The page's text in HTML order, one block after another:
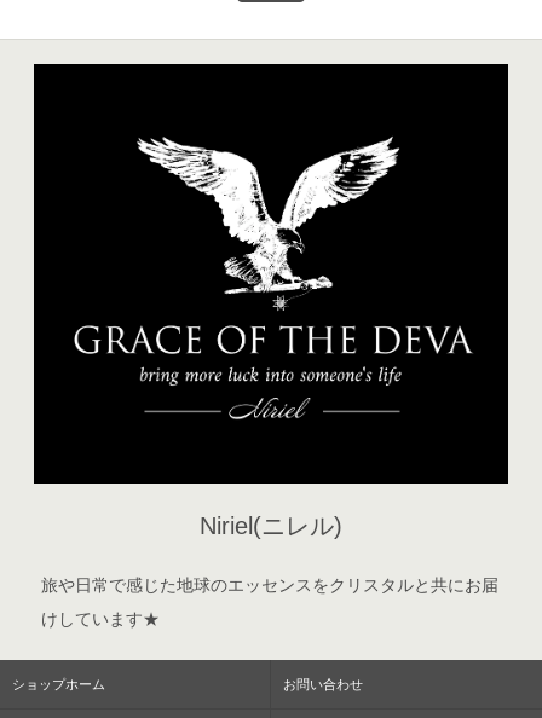
Niriel(ニレル)
旅や日常で感じた地球のエッセンスをクリスタルと共にお届
けしています★
ショップホーム お問い合わせ